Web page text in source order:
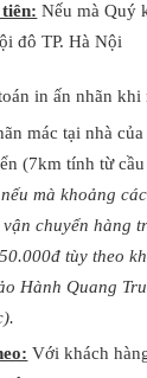
Nếu mà Quý
đô TP. Hà Nội
in ấn nhãn khi
mác tại nhà
(7km tính từ
mà khoảng
vận chuyển hàng
tùy theo
Hành Quang
Với khách